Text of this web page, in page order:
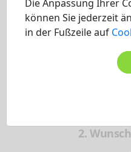
Die Anpassung Ihrer
können Sie jederzeit
in der Fußzeile auf
2.